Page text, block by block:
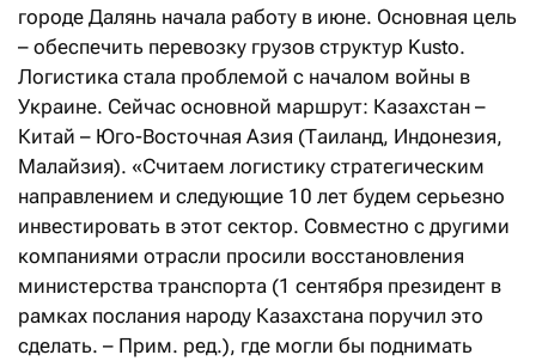
городе Далянь начала работу в июне. Основная цель
– обеспечить перевозку грузов структур Kusto.
Логистика стала проблемой с началом войны в
Украине. Сейчас основной маршрут: Казахстан –
Китай – Юго-Восточная Азия (Таиланд, Индонезия,
Малайзия). «Считаем логистику стратегическим
направлением и следующие 10 лет будем серьезно
инвестировать в этот сектор. Совместно с другими
компаниями отрасли просили восстановления
министерства транспорта (1 сентября президент в
рамках послания народу Казахстана поручил это
сделать. – Прим. ред.), где могли бы поднимать